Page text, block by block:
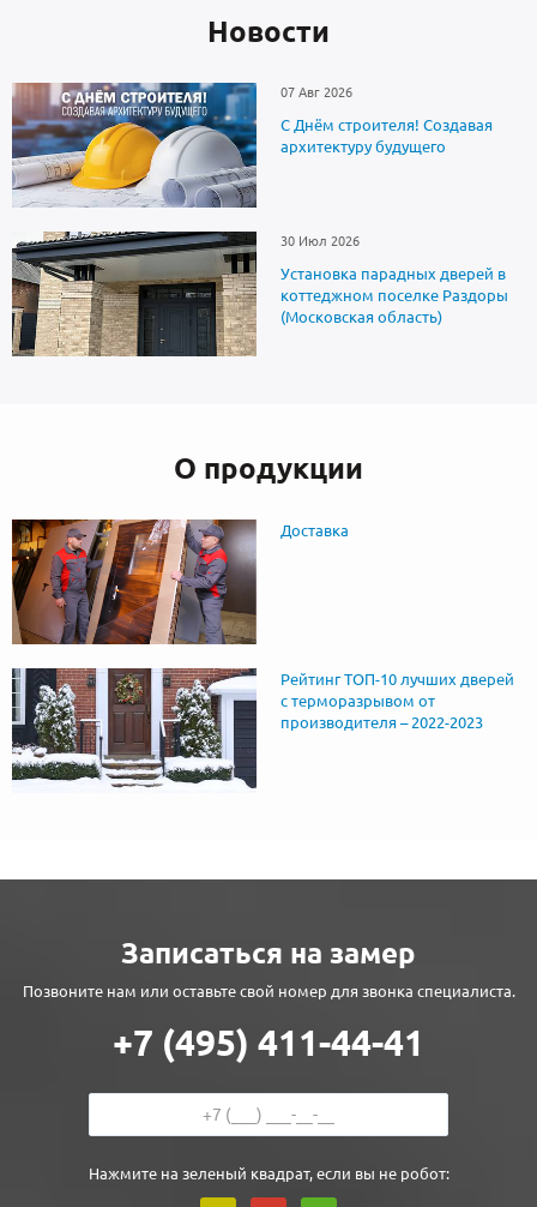
Новоcти
07 Авг 2026
С Днём строителя! Создавая
архитектуру будущего
30 Июл 2026
Установка парадных дверей в
коттеджном поселке Раздоры
(Московская область)
О продукции
Доставка
Рейтинг ТОП-10 лучших дверей
с терморазрывом от
производителя – 2022-2023
Записаться на замер
Позвоните нам или оставьте свой номер для звонка специалиста.
+7 (495) 411-44-41
Нажмите на зеленый квадрат, если вы не робот: